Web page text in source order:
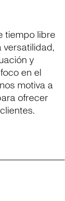
tiempo libre
versatilidad,
y
en el
motiva a
ofrecer